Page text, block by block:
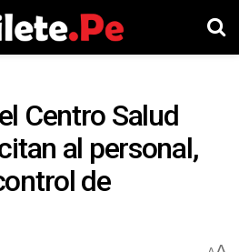
Centro Salud
al personal,
de